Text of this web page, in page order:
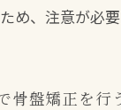
め、注意が必要
骨盤矯正を行